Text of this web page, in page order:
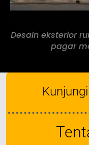
Desain eksterior
pagar
Kunjungi